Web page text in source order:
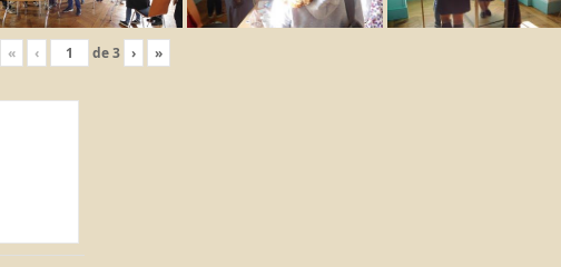
« ‹ de3 › »